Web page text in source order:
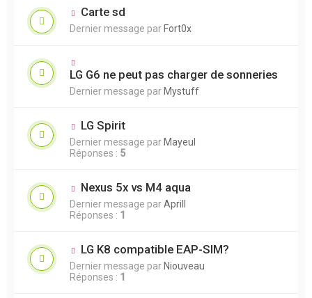
Carte sd
Dernier message parFort0x
LG G6 ne peut pas charger de sonneries
Dernier message parMystuff
LG Spirit
Dernier message parMayeul
Réponses : 5
Nexus 5x vs M4 aqua
Dernier message parAprill
Réponses : 1
LG K8 compatible EAP-SIM?
Dernier message parNiouveau
Réponses : 1